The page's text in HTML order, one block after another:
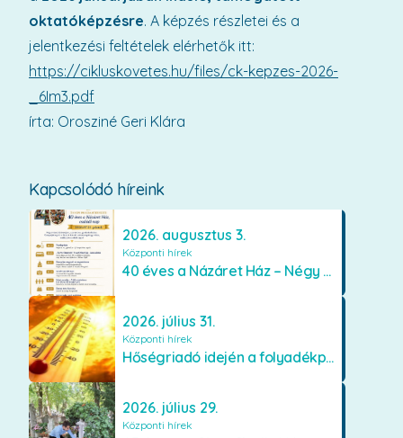
Kapcsolódó híreink
2026. augusztus 3.
Központi hírek
40 éves a Názáret Ház – Négy évtized szeretetben és gondoskodásban
2026. július 31.
Központi hírek
Hőségriadó idején a folyadékpótlás életet menthet
2026. július 29.
Központi hírek
oktatóképzésre. A képzés részletei és a
jelentkezési feltételek elérhetők itt:
https://cikluskovetes.hu/files/ck-kepzes-2026-
_6Im3.pdf
írta: Orosziné Geri Klára